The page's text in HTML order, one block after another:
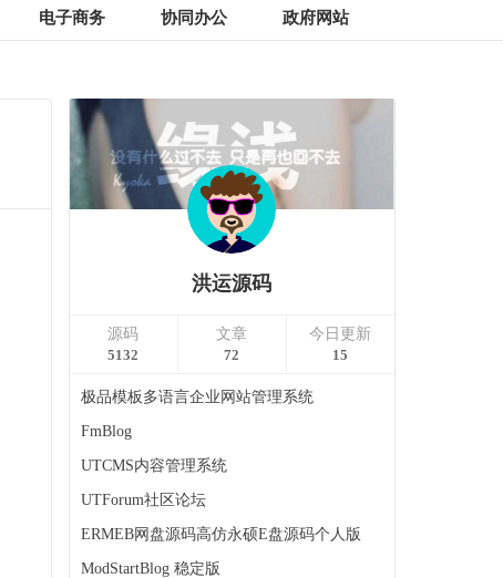
电子商务 协同办公 政府网站
洪运源码
源码
5132
文章
72
今日更新
15
极品模板多语言企业网站管理系统
FmBlog
UTCMS内容管理系统
UTForum社区论坛
ERMEB网盘源码高仿永硕E盘源码个人版
ModStartBlog 稳定版